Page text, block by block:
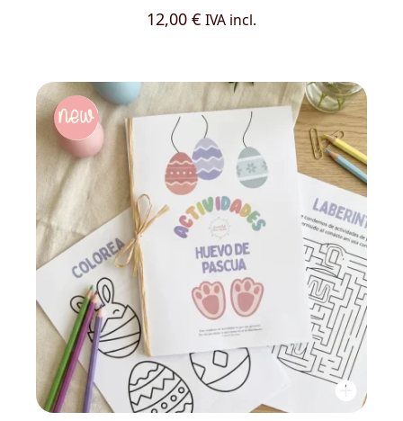
12,00 € IVA incl.